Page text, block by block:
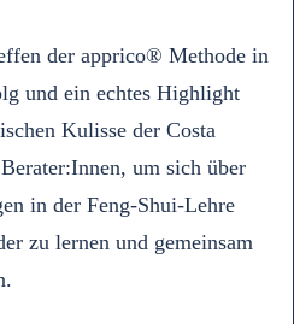
der apprico® Methode in
und ein echtes Highlight
Kulisse der Costa
um sich über
in der Feng-Shui-Lehre
zu lernen und gemeinsam